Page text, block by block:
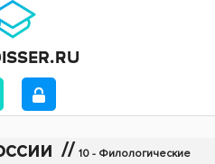
// 10 - Филологические